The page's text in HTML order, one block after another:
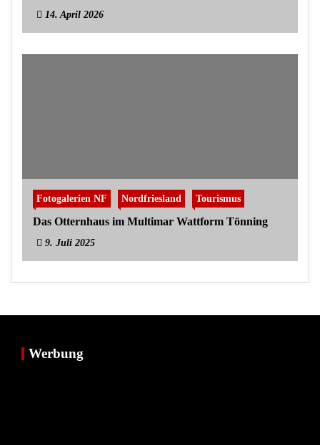
14. April 2026
Fotogalerien NF Nordfriesland Tourismus
Das Otternhaus im Multimar Wattform Tönning
9. Juli 2025
Werbung